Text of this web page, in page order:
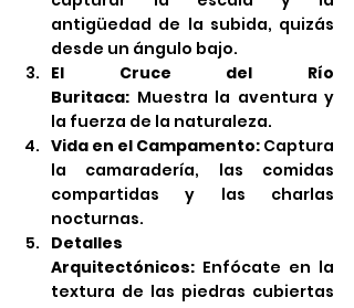
antigüedad de la subida, quizás
desde un ángulo bajo.
El Cruce del Río
Buritaca: Muestra la aventura y
la fuerza de la naturaleza.
Vida en el Campamento: Captura
la camaradería, las comidas
compartidas y las charlas
nocturnas.
Detalles
Arquitectónicos: Enfócate en la
textura de las piedras cubiertas